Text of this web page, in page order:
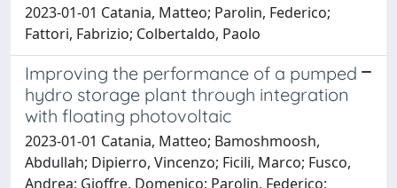
2023-01-01 Catania, Matteo; Parolin, Federico;
Fattori, Fabrizio; Colbertaldo, Paolo
Improving the performance of a pumped
hydro storage plant through integration
with floating photovoltaic
2023-01-01 Catania, Matteo; Bamoshmoosh,
Abdullah; Dipierro, Vincenzo; Ficili, Marco; Fusco,
Andrea; Gioffre, Domenico; Parolin, Federico;